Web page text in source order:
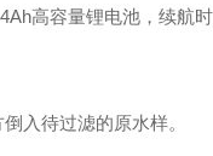
高容量锂电池，续航
入待过滤的原水样。